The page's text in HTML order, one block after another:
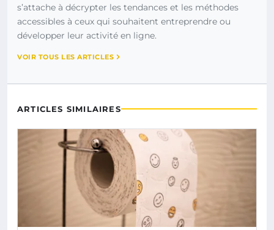
s’attache à décrypter les tendances et les méthodes
accessibles à ceux qui souhaitent entreprendre ou
développer leur activité en ligne.
VOIR TOUS LES ARTICLES
ARTICLES SIMILAIRES